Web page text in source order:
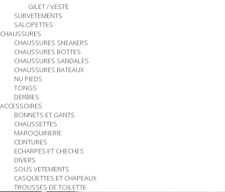
GILET / VESTE
SURVETEMENTS
SALOPETTES
CHAUSSURES
CHAUSSURES SNEAKERS
CHAUSSURES BOTTES
CHAUSSURES SANDALES
CHAUSSURES BATEAUX
NU PIEDS
TONGS
DERBIES
ACCESSOIRES
BONNETS ET GANTS
CHAUSSETTES
MAROQUINERIE
CEINTURES
ECHARPES ET CHECHES
DIVERS
SOUS VETEMENTS
CASQUETTES ET CHAPEAUX
TROUSSES DE TOILETTE